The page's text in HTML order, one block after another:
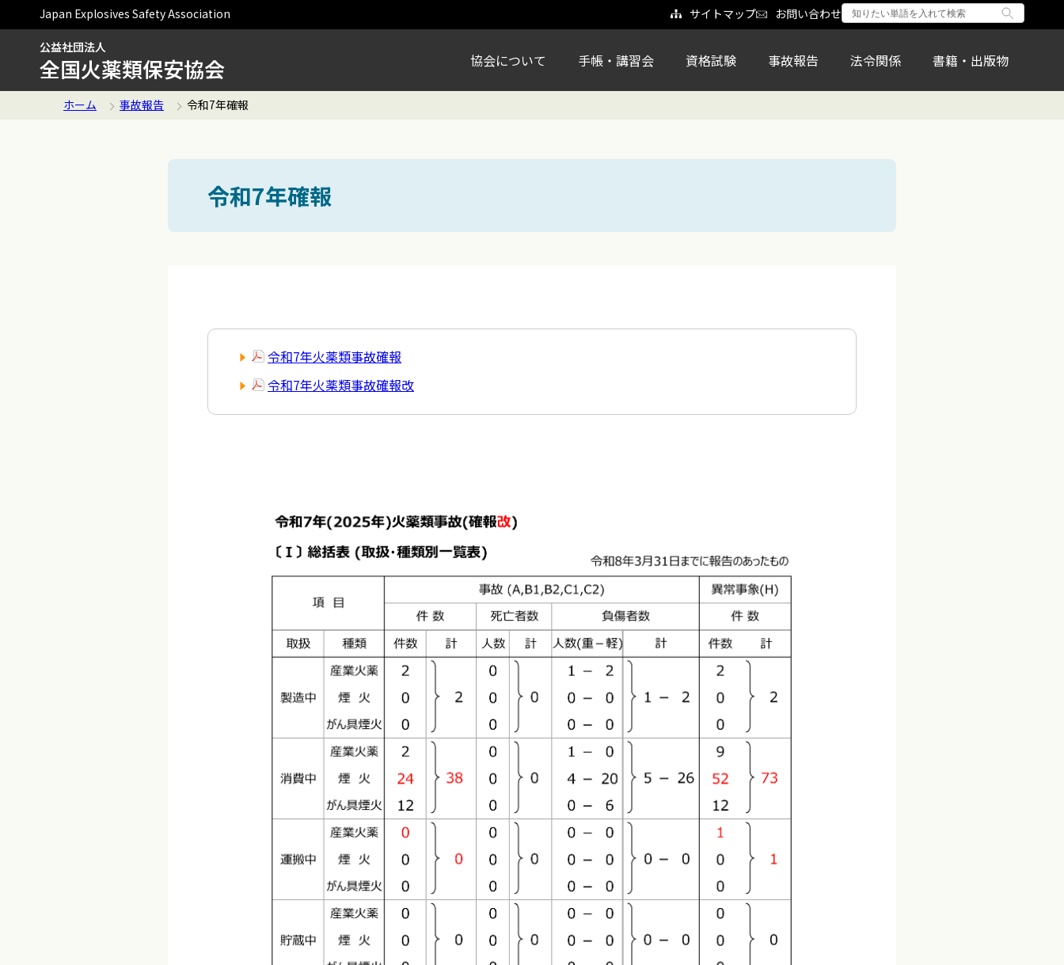
Japan Explosives Safety Association サイトマップ お問い合わせ
公益社団法人
全国火薬類保安協会 協会について 手帳・講習会 資格試験 事故報告 法令関係 書籍・出版物
ホーム 事故報告 令和7年確報
令和7年確報
令和7年火薬類事故確報
令和7年火薬類事故確報改